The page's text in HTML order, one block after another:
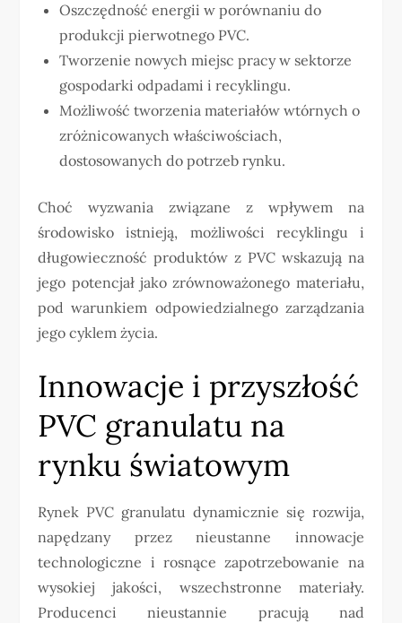
Oszczędność energii w porównaniu do
produkcji pierwotnego PVC.
Tworzenie nowych miejsc pracy w sektorze
gospodarki odpadami i recyklingu.
Możliwość tworzenia materiałów wtórnych o
zróżnicowanych właściwościach,
dostosowanych do potrzeb rynku.
Choć wyzwania związane z wpływem na
środowisko istnieją, możliwości recyklingu i
długowieczność produktów z PVC wskazują na
jego potencjał jako zrównoważonego materiału,
pod warunkiem odpowiedzialnego zarządzania
jego cyklem życia.
Innowacje i przyszłość
PVC granulatu na
rynku światowym
Rynek PVC granulatu dynamicznie się rozwija,
napędzany przez nieustanne innowacje
technologiczne i rosnące zapotrzebowanie na
wysokiej jakości, wszechstronne materiały.
Producenci nieustannie pracują nad